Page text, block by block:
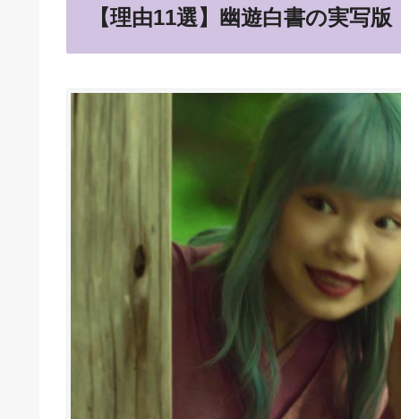
【理由11選】幽遊白書の実写